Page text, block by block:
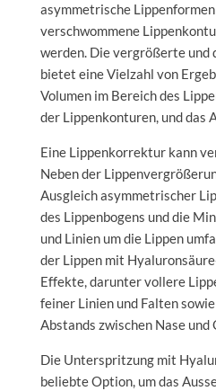
asymmetrische
verschwommene
werden. Die vergrößerte
bietet eine Vielzahl von
Volumen im Bereich des
der Lippenkonturen, und das
Eine Lippenkorrektur kann
Neben der
Ausgleich asymmetrischer
des Lippenbogens und die
und Linien um die Lippen
der Lippen mit
Effekte, darunter vollere
feiner Linien und Falten
Abstands zwischen Nase und
Die Unterspritzung mit
beliebte Option, um das